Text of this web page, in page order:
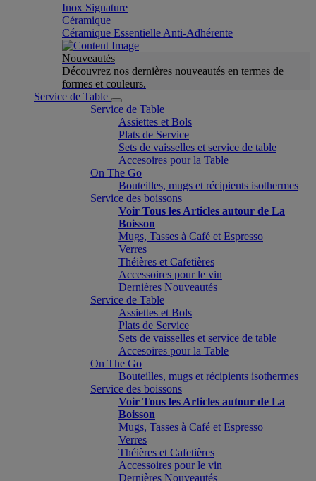
Inox Signature
Céramique
Céramique Essentielle Anti-Adhérente
Nouveautés
Découvrez nos dernières nouveautés en termes de
formes et couleurs.
Service de Table
Service de Table
Assiettes et Bols
Plats de Service
Sets de vaisselles et service de table
Accesoires pour la Table
On The Go
Bouteilles, mugs et récipients isothermes
Service des boissons
Voir Tous les Articles autour de La
Boisson
Mugs, Tasses à Café et Espresso
Verres
Théières et Cafetières
Accessoires pour le vin
Dernières Nouveautés
Service de Table
Assiettes et Bols
Plats de Service
Sets de vaisselles et service de table
Accesoires pour la Table
On The Go
Bouteilles, mugs et récipients isothermes
Service des boissons
Voir Tous les Articles autour de La
Boisson
Mugs, Tasses à Café et Espresso
Verres
Théières et Cafetières
Accessoires pour le vin
Dernières Nouveautés